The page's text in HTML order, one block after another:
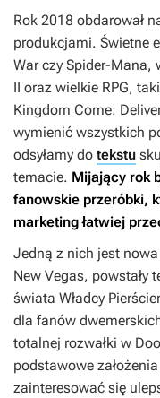
Rok 2018 obdarował
produkcjami. Świetne
Warczy Spider-Mana,
II oraz wielkie RPG,
Kingdom Come:
wymienić wszystkich
odsyłamy do tekstu
temacie. Mijający rok
fanowskie przeróbki,
marketing łatwiej
Jedną z nich jest
New Vegas, powstały
świata Władcy
dla fanów
totalnej rozwałki w
podstawowe
zainteresować się